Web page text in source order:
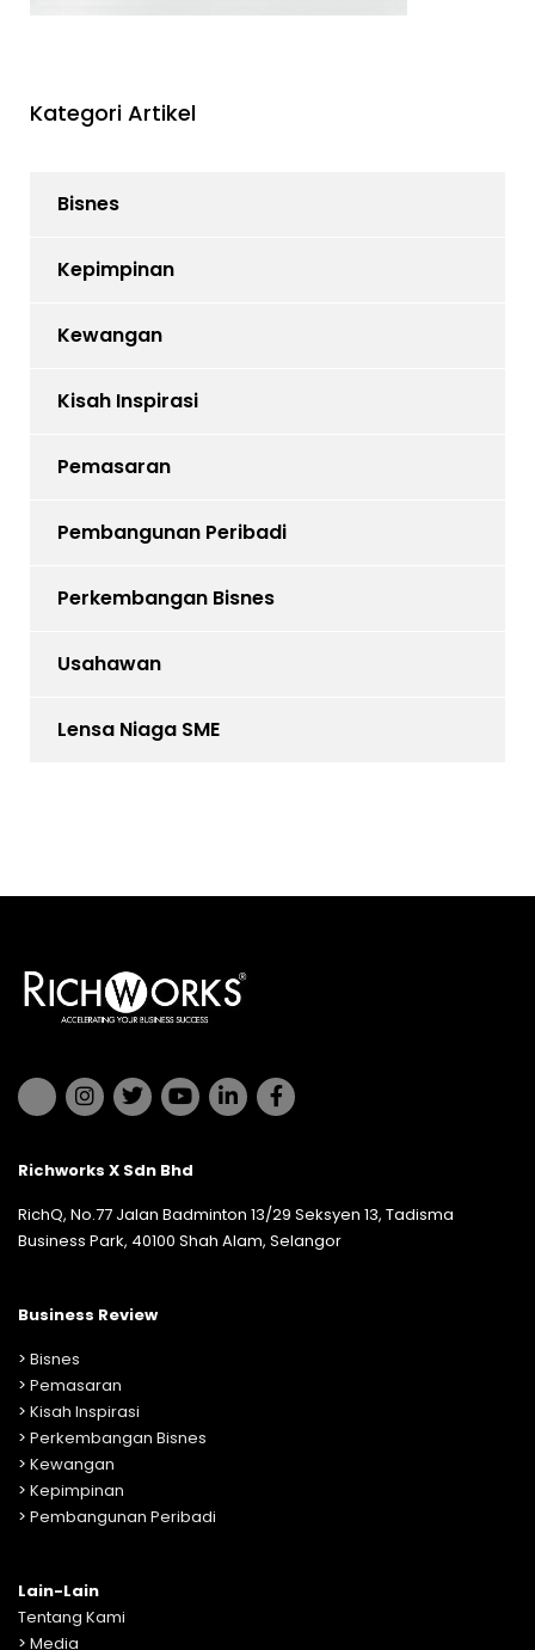
Kategori Artikel
Bisnes
Kepimpinan
Kewangan
Kisah Inspirasi
Pemasaran
Pembangunan Peribadi
Perkembangan Bisnes
Usahawan
Lensa Niaga SME
Richworks X Sdn Bhd
RichQ, No.77 Jalan Badminton 13/29 Seksyen 13, Tadisma
Business Park, 40100 Shah Alam, Selangor
Business Review
> Bisnes
> Pemasaran
> Kisah Inspirasi
> Perkembangan Bisnes
> Kewangan
> Kepimpinan
> Pembangunan Peribadi
Lain-Lain
Tentang Kami
> Media